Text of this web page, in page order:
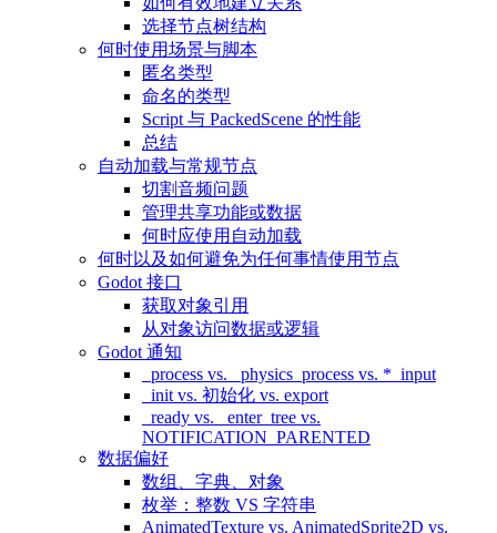
选择节点树结构
何时使用场景与脚本
匿名类型
命名的类型
Script 与 PackedScene 的性能
总结
自动加载与常规节点
切割音频问题
管理共享功能或数据
何时应使用自动加载
何时以及如何避免为任何事情使用节点
Godot 接口
获取对象引用
从对象访问数据或逻辑
Godot 通知
_process vs. _physics_process vs. *_input
_init vs. 初始化 vs. export
_ready vs. _enter_tree vs.
NOTIFICATION_PARENTED
数据偏好
数组、字典、对象
枚举：整数 VS 字符串
AnimatedTexture vs. AnimatedSprite2D vs.